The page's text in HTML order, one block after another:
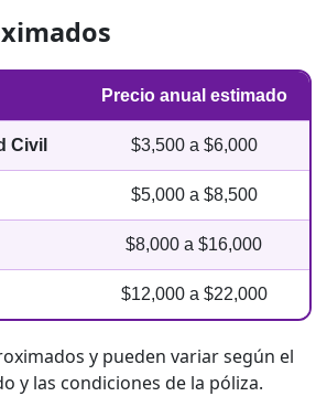
Precio anual estimado
Civil $3,500 a $6,000
$5,000 a $8,500
$8,000 a $16,000
$12,000 a $22,000
y pueden variar según el
y las condiciones de la póliza.